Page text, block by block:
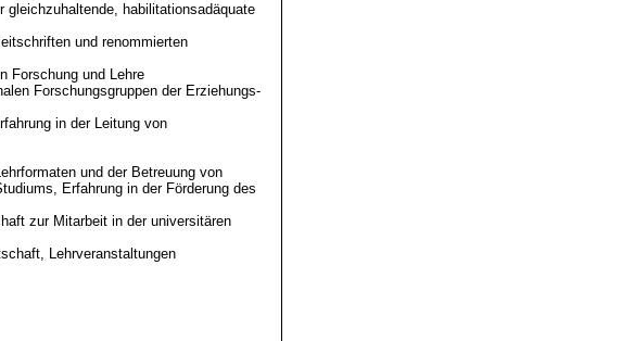
gleichzuhaltende, habilitationsadäquate
und renommierten
Forschung und Lehre
Forschungsgruppen der Erziehungs-
in der Leitung von
und der Betreuung von
Erfahrung in der Förderung des
zur Mitarbeit in der universitären
Lehrveranstaltungen